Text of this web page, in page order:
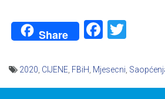
Share
2020 CIJENE FBiH Mjesecni